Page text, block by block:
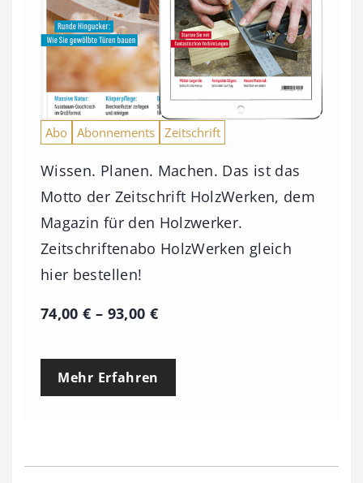
Abo Abonnements Zeitschrift
Wissen. Planen. Machen. Das ist das
Motto der Zeitschrift HolzWerken, dem
Magazin für den Holzwerker.
Zeitschriftenabo HolzWerken gleich
hier bestellen!
74,00€ – 93,00 €P
e
p
Mehr Erfahren